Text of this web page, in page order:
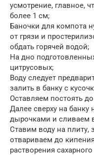
усмотрение, главное,
более 1 см;
Баночки для компота
от грязи и
обдать горячей водой;
На дно
цитрусовых;
Воду следует
залить в банку с
Оставляем постоять
Далее сверху на
дырочками и сливаем
Ставим воду на плиту,
отвариваем до
растворения